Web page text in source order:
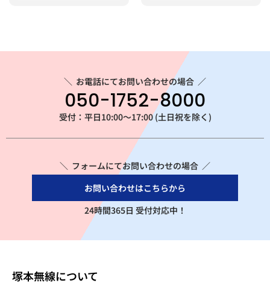
＼ お電話にてお問い合わせの場合 ／
050-1752-8000
受付：平日10:00～17:00 (土日祝を除く)
＼ フォームにてお問い合わせの場合 ／
お問い合わせはこちらから
24時間365日 受付対応中！
塚本無線について